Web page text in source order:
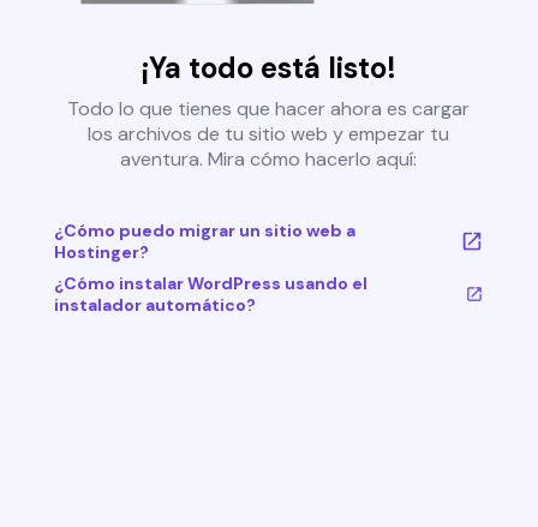
¡Ya todo está listo!
Todo lo que tienes que hacer ahora es cargar
los archivos de tu sitio web y empezar tu
aventura. Mira cómo hacerlo aquí:
¿Cómo puedo migrar un sitio web a
Hostinger?
¿Cómo instalar WordPress usando el
instalador automático?